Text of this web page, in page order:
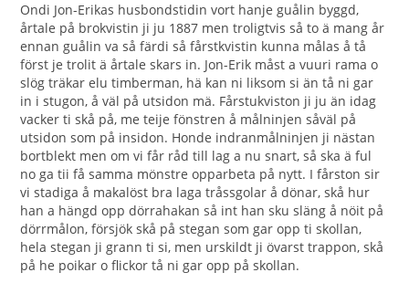
Ondi Jon-Erikas husbondstidin vort hanje guålin byggd,
årtale på brokvistin ji ju 1887 men troligtvis så to ä mang år
ennan guålin va så färdi så fårstkvistin kunna målas å tå
först je trolit ä årtale skars in. Jon-Erik måst a vuuri rama o
slög träkar elu timberman, hä kan ni liksom si än tå ni gar
in i stugon, å väl på utsidon mä. Fårstukviston ji ju än idag
vacker ti skå på, me teije fönstren å målninjen såväl på
utsidon som på insidon. Honde indranmålninjen ji nästan
bortblekt men om vi får råd till lag a nu snart, så ska ä ful
no ga tii få samma mönstre opparbeta på nytt. I fårston sir
vi stadiga å makalöst bra laga tråssgolar å dönar, skå hur
han a hängd opp dörrahakan så int han sku släng å nöit på
dörrmålon, försjök skå på stegan som gar opp ti skollan,
hela stegan ji grann ti si, men urskildt ji övarst trappon, skå
på he poikar o flickor tå ni gar opp på skollan.